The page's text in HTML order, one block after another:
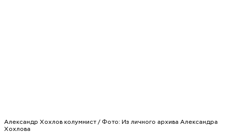
Александр Хохлов колумнист / Фото: Из личного архива Александра
Хохлова